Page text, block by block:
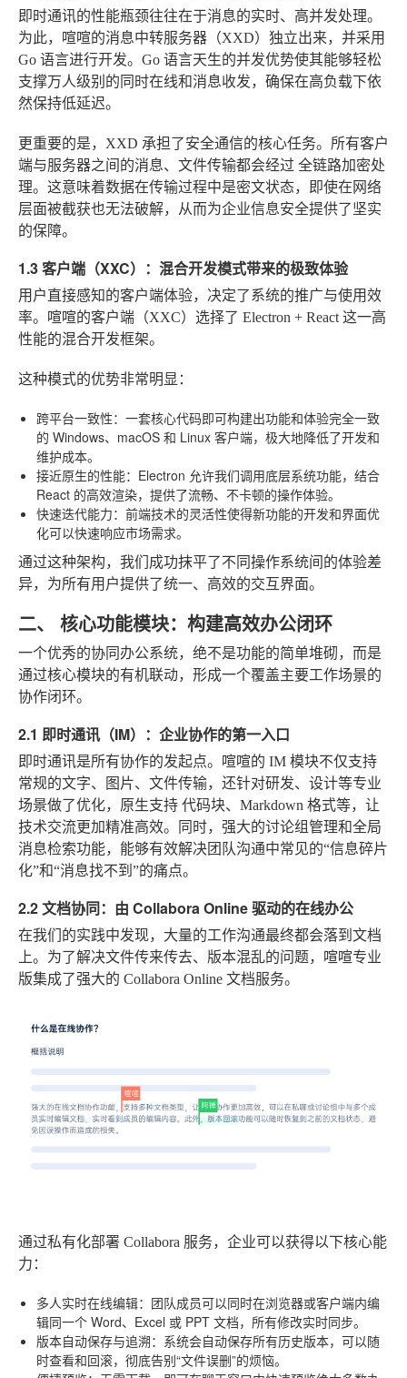
即时通讯的性能瓶颈往往在于消息的实时、高并发处理。
为此，喧喧的消息中转服务器（XXD）独立出来，并采用
Go 语言进行开发。Go 语言天生的并发优势使其能够轻松
支撑万人级别的同时在线和消息收发，确保在高负载下依
然保持低延迟。
更重要的是，XXD 承担了安全通信的核心任务。所有客户
端与服务器之间的消息、文件传输都会经过 全链路加密处
理。这意味着数据在传输过程中是密文状态，即使在网络
层面被截获也无法破解，从而为企业信息安全提供了坚实
的保障。
1.3 客户端（XXC）：混合开发模式带来的极致体验
用户直接感知的客户端体验，决定了系统的推广与使用效
率。喧喧的客户端（XXC）选择了 Electron + React 这一高
性能的混合开发框架。
这种模式的优势非常明显：
跨平台一致性：一套核心代码即可构建出功能和体验完全一致
的 Windows、macOS 和 Linux 客户端，极大地降低了开发和
维护成本。
接近原生的性能：Electron 允许我们调用底层系统功能，结合
React 的高效渲染，提供了流畅、不卡顿的操作体验。
快速迭代能力：前端技术的灵活性使得新功能的开发和界面优
化可以快速响应市场需求。
通过这种架构，我们成功抹平了不同操作系统间的体验差
异，为所有用户提供了统一、高效的交互界面。
二、 核心功能模块：构建高效办公闭环
一个优秀的协同办公系统，绝不是功能的简单堆砌，而是
通过核心模块的有机联动，形成一个覆盖主要工作场景的
协作闭环。
2.1 即时通讯（IM）：企业协作的第一入口
即时通讯是所有协作的发起点。喧喧的 IM 模块不仅支持
常规的文字、图片、文件传输，还针对研发、设计等专业
场景做了优化，原生支持 代码块、Markdown 格式等，让
技术交流更加精准高效。同时，强大的讨论组管理和全局
消息检索功能，能够有效解决团队沟通中常见的“信息碎片
化”和“消息找不到”的痛点。
2.2 文档协同：由 Collabora Online 驱动的在线办公
在我们的实践中发现，大量的工作沟通最终都会落到文档
上。为了解决文件传来传去、版本混乱的问题，喧喧专业
版集成了强大的 Collabora Online 文档服务。
通过私有化部署 Collabora 服务，企业可以获得以下核心能
力：
多人实时在线编辑：团队成员可以同时在浏览器或客户端内编
辑同一个 Word、Excel 或 PPT 文档，所有修改实时同步。
版本自动保存与追溯：系统会自动保存所有历史版本，可以随
时查看和回滚，彻底告别“文件误删”的烦恼。